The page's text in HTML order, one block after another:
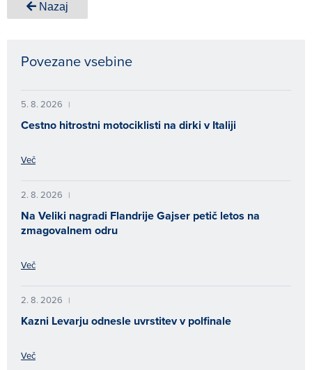
Nazaj
Povezane vsebine
5. 8. 2026 |
Cestno hitrostni motociklisti na dirki v Italiji
Več
2. 8. 2026 |
Na Veliki nagradi Flandrije Gajser petič letos na
zmagovalnem odru
Več
2. 8. 2026 |
Kazni Levarju odnesle uvrstitev v polfinale
Več